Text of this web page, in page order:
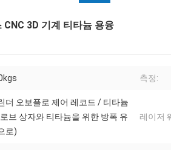
3D 기계 티타늄 용융
측정:
더 오보플로 제어 레코드 / 티타늄
브 상자와 티타늄을 위한 방폭 유
로)
레이저